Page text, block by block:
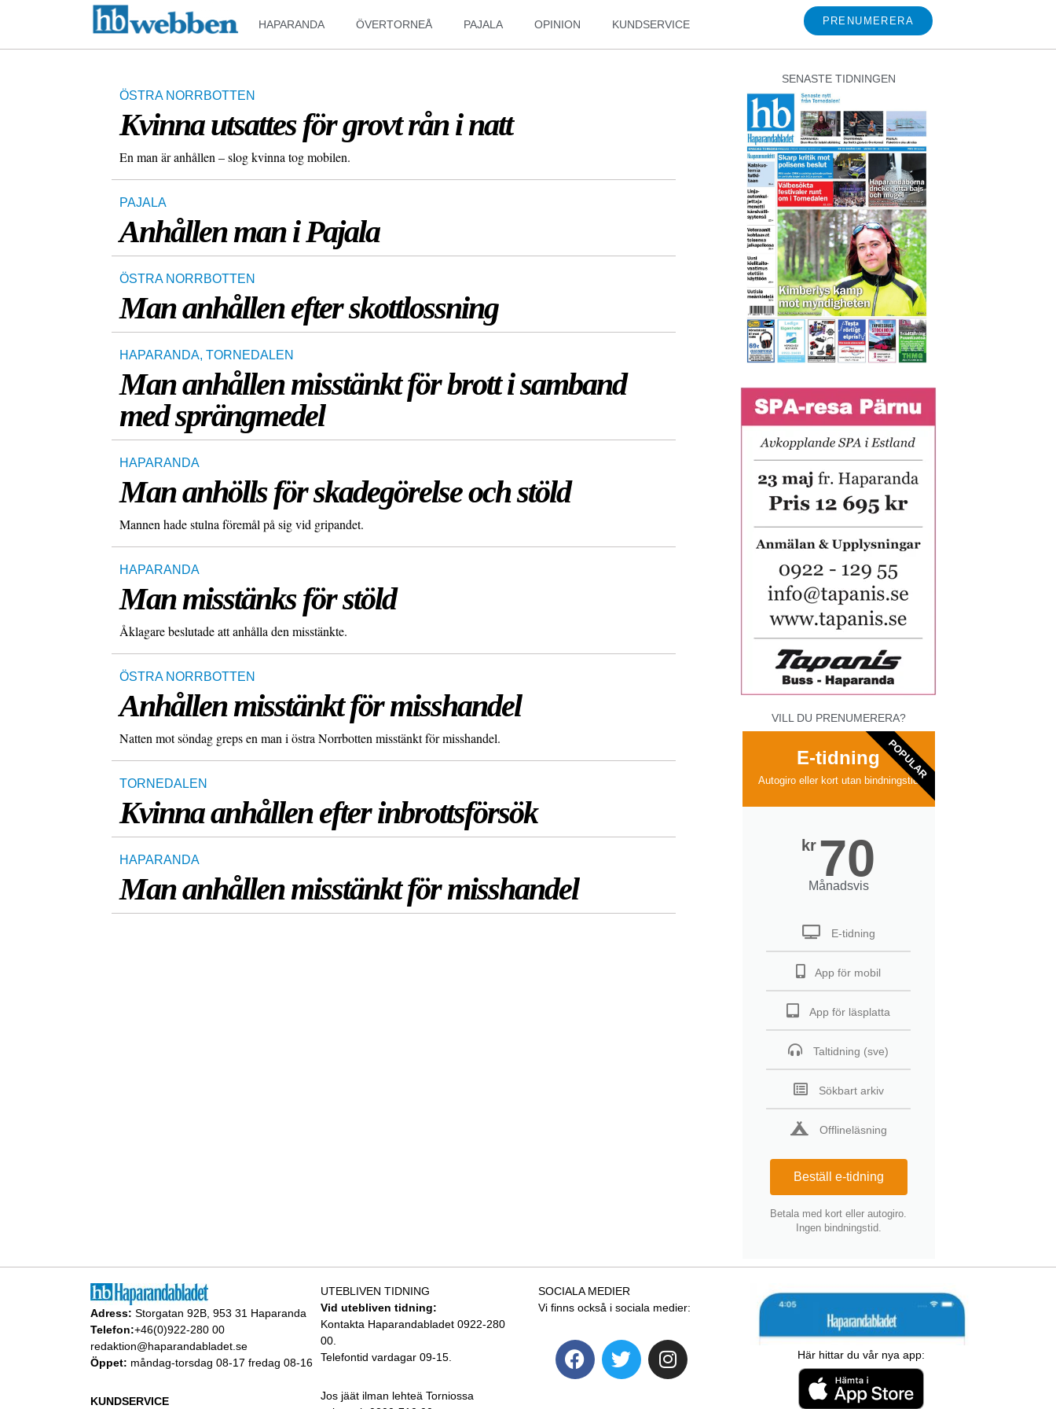
HAPARANDA ÖVERTORNEÅ PAJALA OPINION KUNDSERVICE PRENUMERERA
ÖSTRA NORRBOTTEN
Kvinna utsattes för grovt rån i natt
En man är anhållen – slog kvinna tog mobilen.
PAJALA
Anhållen man i Pajala
ÖSTRA NORRBOTTEN
Man anhållen efter skottlossning
HAPARANDA, TORNEDALEN
Man anhållen misstänkt för brott i samband
med sprängmedel
HAPARANDA
Man anhölls för skadegörelse och stöld
Mannen hade stulna föremål på sig vid gripandet.
HAPARANDA
Man misstänks för stöld
Åklagare beslutade att anhålla den misstänkte.
ÖSTRA NORRBOTTEN
Anhållen misstänkt för misshandel
Natten mot söndag greps en man i östra Norrbotten misstänkt för misshandel.
TORNEDALEN
Kvinna anhållen efter inbrottsförsök
HAPARANDA
Man anhållen misstänkt för misshandel
SENASTE TIDNINGEN
VILL DU PRENUMERERA?
E-tidning
Autogiro eller kort utan bindningstid
kr 70
Månadsvis
E-tidning
App för mobil
App för läsplatta
Taltidning (sve)
Sökbart arkiv
Offlineläsning
Beställ e-tidning
Betala med kort eller autogiro.
Ingen bindningstid.
POPULAR
Adress: Storgatan 92B, 953 31 Haparanda
Telefon:+46(0)922-280 00
redaktion@haparandabladet.se
Öppet: måndag-torsdag 08-17 fredag 08-16
KUNDSERVICE
UTEBLIVEN TIDNING
Vid utebliven tidning:
Kontakta Haparandabladet 0922-280
00.
Telefontid vardagar 09-15.
Jos jäät ilman lehteä Torniossa
SOCIALA MEDIER
Vi finns också i sociala medier:
Här hittar du vår nya app: